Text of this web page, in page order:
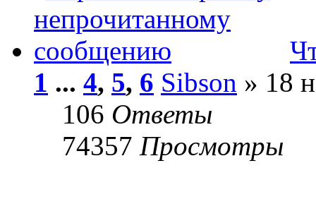
1 ... 4, 5, 6 Sibson » 18
106 Ответы
74357 Просмотры